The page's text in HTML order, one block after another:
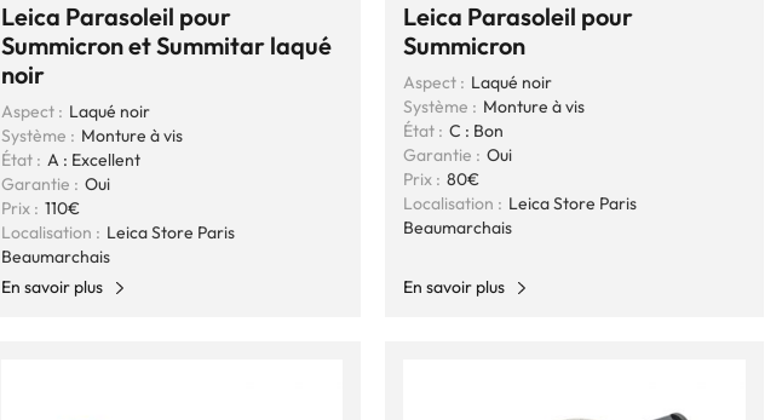
Leica Parasoleil pour
Summicron et Summitar laqué
noir
Aspect : Laqué noir
Système : Monture à vis
État : A : Excellent
Garantie : Oui
Prix : 110€
Localisation : Leica Store Paris
Beaumarchais
En savoir plus
Leica Parasoleil pour
Summicron
Aspect : Laqué noir
Système : Monture à vis
État : C : Bon
Garantie : Oui
Prix : 80€
Localisation : Leica Store Paris
Beaumarchais
En savoir plus